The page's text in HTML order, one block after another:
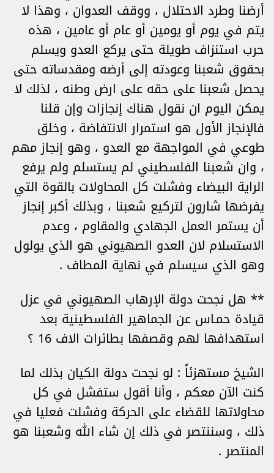
أرضنا وطرد الاحتلال ، ووقف العدوان ، وهذا لا
يتم في يوم أو يومين أو عام أو عامين ، هذه
حرب استنزاف طويلة حتى يركع العدو ويسلم
بحقوق شعبنا وعودته إلى أرضه ومقدساته حتى
يحصل شعبنا على حقه على ارض وطنه ، لذلك لا
يمكن اليوم ان نقول هناك إنجازات وإن قلنا
فالإنجاز الأول هو استمرار الانتفاضة ، وخلق
طوعي في المواجهة مع العدو ، وهو إنجاز مهم
، وان شعبنا الفلسطيني لم يستسلم ولم يرفع
الراية البيضاء وفشلت كل المحاولات بالقوة التي
يفرضها شارون لتركيع شعبنا ، وبذلك أكبر إنجاز
أن يستمر العمل الجهادي والمقاوم ، وعدم
الاستسلام لان العدو الصهيوني هو الذي يولول
وهو الذي سيسلم في نهاية المطاف .
** هل نجحت دولة الإرهاب الصهيوني في عزل
قيادة حمـاس عن الجماهير الفلسطينية بعد
استهدافها لهم وقصفها بطائرات الاف 16 ؟
الشيخ مستهزئاً : لو نجحت دولة الكيان بذلك لما
كنت الآن معكم ، وأنا أقول ستفشل في كل
محاولاتها للقضاء على الحركة وفشلت فعليا في
ذلك ، وسننتصر في ذلك إن شاء الله وشعبنا هو
المنتصر .